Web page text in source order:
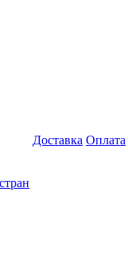
Доставка Оплата